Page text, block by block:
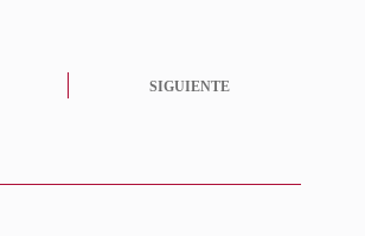
SIGUIENTE